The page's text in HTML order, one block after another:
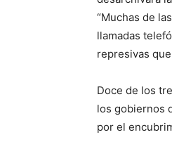
“Muchas de
llamadas
represivas
Doce de los
los gobiernos
por el